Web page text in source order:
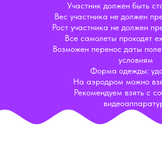
Участник должен быть
Вес участника не должен
Рост участника не должен
Все самолеты проходят
Возможен перенос даты
условиям
Форма одежды:
На аэродром можно
Рекомендуем взять с